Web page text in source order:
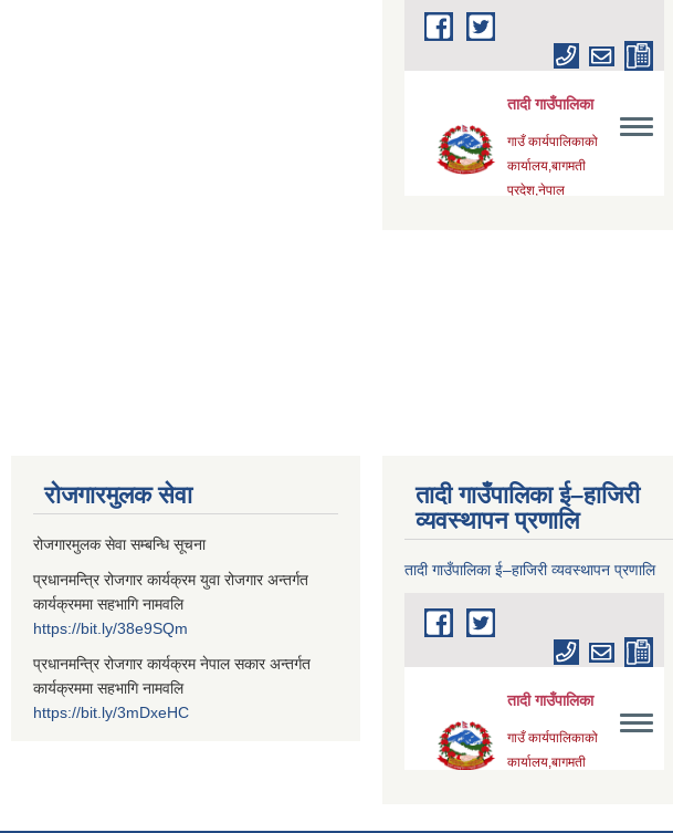
रोजगारमुलक सेवा
रोजगारमुलक सेवा सम्बन्धि सूचना
प्रधानमन्त्रि रोजगार कार्यक्रम युवा रोजगार अन्तर्गत
कार्यक्रममा सहभागि नामवलि
https://bit.ly/38e9SQm
प्रधानमन्त्रि रोजगार कार्यक्रम नेपाल सकार अन्तर्गत
कार्यक्रममा सहभागि नामवलि
https://bit.ly/3mDxeHC
तादी गाउँपालिका ई–हाजिरी
व्यवस्थापन प्रणालि
तादी गाउँपालिका ई–हाजिरी व्यवस्थापन प्रणालि